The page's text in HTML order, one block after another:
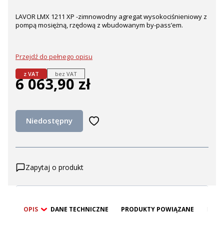
LAVOR LMX 1211 XP -zimnowodny agregat wysokociśnieniowy z
pompą mosiężną, rzędową z wbudowanym by-pass’em.
Przejdź do pełnego opisu
z VAT bez VAT
Cena
6 063,90 zł
Niedostępny
Zapytaj o produkt
OPIS DANE TECHNICZNE PRODUKTY POWIĄZANE